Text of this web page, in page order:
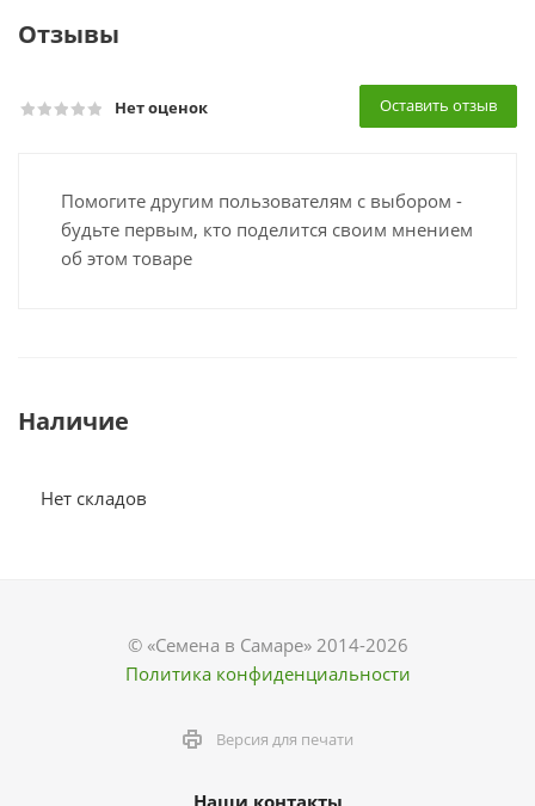
Отзывы
Нет оценок Оставить отзыв
Помогите другим пользователям с выбором -
будьте первым, кто поделится своим мнением
об этом товаре
Наличие
Нет складов
© «Семена в Самаре» 2014-2026
Политика конфиденциальности
Версия для печати
Наши контакты